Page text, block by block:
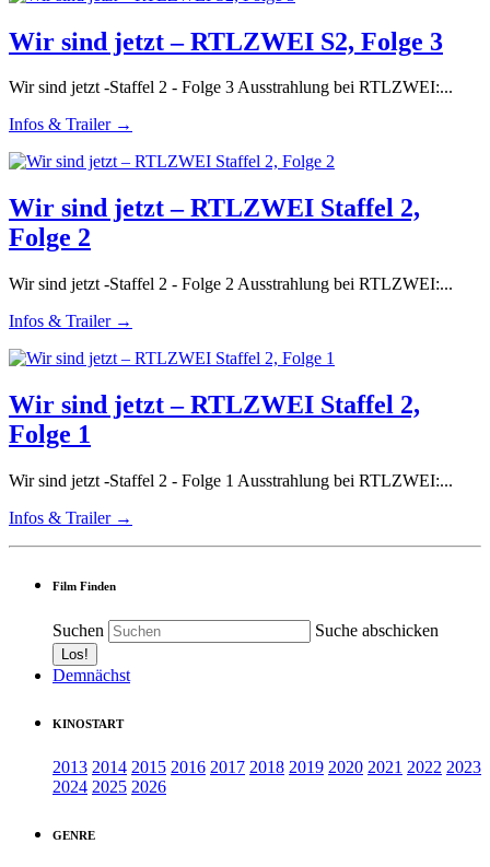
Wir sind jetzt – RTLZWEI S2, Folge 3
Wir sind jetzt -Staffel 2 - Folge 3 Ausstrahlung bei RTLZWEI:...
Infos & Trailer →
Wir sind jetzt – RTLZWEI Staffel 2,
Folge 2
Wir sind jetzt -Staffel 2 - Folge 2 Ausstrahlung bei RTLZWEI:...
Infos & Trailer →
Wir sind jetzt – RTLZWEI Staffel 2,
Folge 1
Wir sind jetzt -Staffel 2 - Folge 1 Ausstrahlung bei RTLZWEI:...
Infos & Trailer →
Film Finden
Suchen Suche abschicken
Demnächst
KINOSTART
2013 2014 2015 2016 2017 2018 2019 2020 2021 2022 2023
2024 2025 2026
GENRE